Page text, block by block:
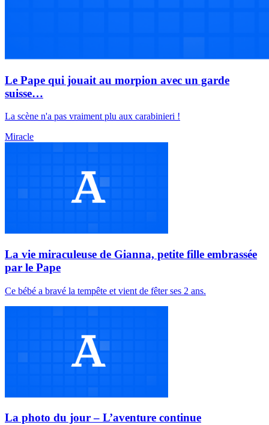
Le Pape qui jouait au morpion avec un garde
suisse…
La scène n'a pas vraiment plu aux carabinieri !
Miracle
La vie miraculeuse de Gianna, petite fille embrassée
par le Pape
Ce bébé a bravé la tempête et vient de fêter ses 2 ans.
La photo du jour – L’aventure continue